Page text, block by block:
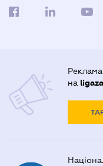
Реклама
на